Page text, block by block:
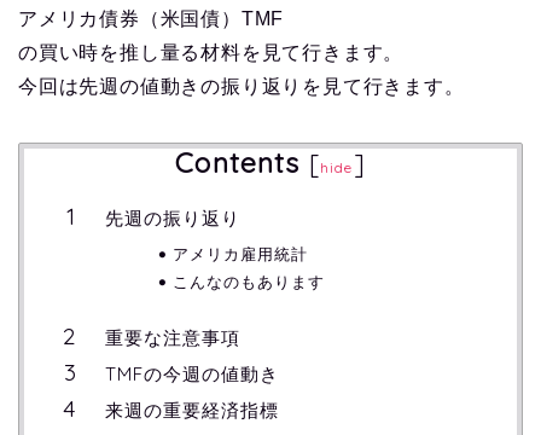
アメリカ債券（米国債）TMF
の買い時を推し量る材料を見て行きます。
今回は先週の値動きの振り返りを見て行きます。
Contents [hide ]
先週の振り返り
アメリカ雇用統計
こんなのもあります
重要な注意事項
TMFの今週の値動き
来週の重要経済指標